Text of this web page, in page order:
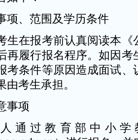
项、范围及学历条件
生在报考前认真阅读本《
再履行报名程序。如因考
考条件等原因造成面试、
由考生承担。
事项
通过教育部中小学